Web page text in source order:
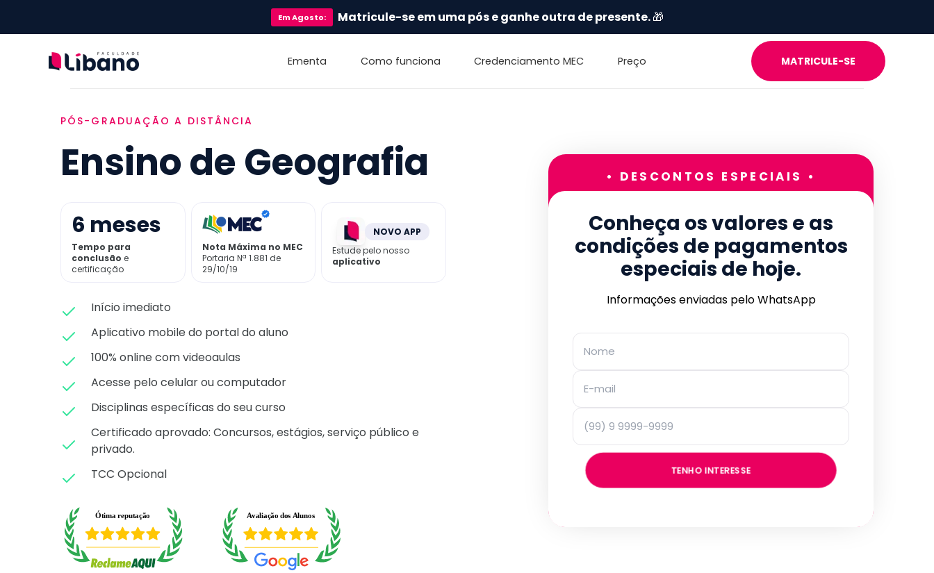
EmAgosto: Matricule-se em uma pós e ganhe outra de presente.🎁
Ementa Como funciona Credenciamento MEC Preço MATRICULE-SE
PÓS-GRADUAÇÃO A DISTÂNCIA
Ensino de Geografia
6 meses
Tempo para
conclusão e
certificação
Nota Máxima no MEC
Portaria Nª 1.881 de
29/10/19
NOVO APP
Estude pelo nosso
aplicativo
Início imediato
Aplicativo mobile do portal do aluno
100% online com videoaulas
Acesse pelo celular ou computador
Disciplinas específicas do seu curso
Certificado aprovado: Concursos, estágios, serviço público e
privado.
TCC Opcional
• DESCONTOS ESPECIAIS •
Conheça os valores e as
condições de pagamentos
especiais de hoje.
Informações enviadas pelo WhatsApp
TENHO INTERESSE